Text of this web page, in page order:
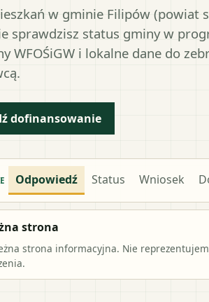
w gminie Filipów (powiat
sprawdzisz status gminy w
WFOŚiGW i lokalne dane do
dofinansowanie
Odpowiedź Status Wniosek
strona
strona informacyjna. Nie